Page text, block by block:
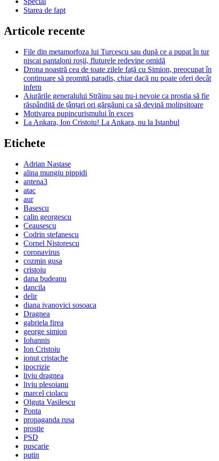
Starea de fapt
Articole recente
File din metamorfoza lui Turcescu sau după ce a pupat în tur
niscai pantaloni roșii, fluturele redevine omidă
Drona noastră cea de toate zilele față cu Simion, preocupat în
continuare să promită paradis, chiar dacă nu poate oferi decât
infern
Aiurările generalului Străinu sau nu-i nevoie ca prostia să fie
răspândită de țânțari ori gărgăuni ca să devină molipsitoare
Motivarea pupincurismului în exces
La Ankara, Ion Cristoiu! La Ankara, nu la Istanbul
Etichete
Adrian Nastase
alina mungiu pippidi
antena3
atac
aur
Basescu
calin georgescu
Ceausescu
Codrin stefanescu
Cornel Nistorescu
coronavirus
cozmin gusa
cristoiu
dana budeanu
dancila
delir
diana ivanovici sosoaca
Dragnea
gabriela firea
george simion
Iohannis
Ion Cristoiu
ionut cristache
ipocrizie
liviu dragnea
liviu plesoianu
marcel ciolacu
Olguta Vasilescu
Ponta
propaganda rusa
prostie
PSD
puscarie
putin